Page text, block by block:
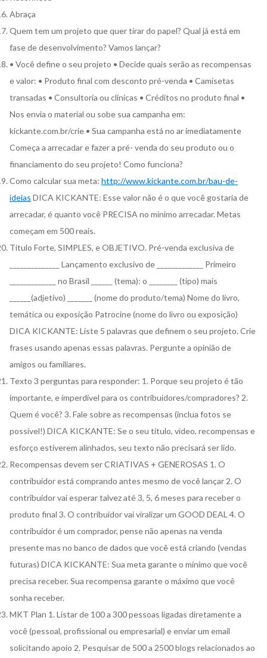
Abraça
Quem tem um projeto que quer tirar do papel? Qual já está em
fase de desenvolvimento? Vamos lançar?
• Você define o seu projeto • Decide quais serão as recompensas
e valor: • Produto final com desconto pré-venda • Camisetas
transadas • Consultoria ou clínicas • Créditos no produto final •
Nos envia o material ou sobe sua campanha em:
kickante.com.br/crie • Sua campanha está no ar imediatamente
Começa a arrecadar e fazer a pré- venda do seu produto ou o
financiamento do seu projeto! Como funciona?
Como calcular sua meta: http://www.kickante.com.br/bau-de-
ideias DICA KICKANTE: Esse valor não é o que você gostaria de
arrecadar, é quanto você PRECISA no mínimo arrecadar. Metas
começam em 500 reais.
Título Forte, SIMPLES, e OBJETIVO. Pré-venda exclusiva de
______________ Lançamento exclusivo de _____________ Primeiro
_____________ no Brasil ______ (tema): o ________ (tipo) mais
______(adjetivo) _______ (nome do produto/tema) Nome do livro,
temática ou exposição Patrocine (nome do livro ou exposição)
DICA KICKANTE: Liste 5 palavras que definem o seu projeto. Crie
frases usando apenas essas palavras. Pergunte a opinião de
amigos ou familiares.
Texto 3 perguntas para responder: 1. Porque seu projeto é tão
importante, e imperdível para os contribuidores/compradores? 2.
Quem é você? 3. Fale sobre as recompensas (inclua fotos se
possível!) DICA KICKANTE: Se o seu título, vídeo, recompensas e
esforço estiverem alinhados, seu texto não precisará ser lido.
Recompensas devem ser CRIATIVAS + GENEROSAS 1. O
contribuidor está comprando antes mesmo de você lançar 2. O
contribuidor vai esperar talvez até 3, 5, 6 meses para receber o
produto final 3. O contribuidor vai viralizar um GOOD DEAL 4. O
contribuidor é um comprador, pense não apenas na venda
presente mas no banco de dados que você está criando (vendas
futuras) DICA KICKANTE: Sua meta garante o mínimo que você
precisa receber. Sua recompensa garante o máximo que você
sonha receber.
MKT Plan 1. Listar de 100 a 300 pessoas ligadas diretamente a
você (pessoal, profissional ou empresarial) e enviar um email
solicitando apoio 2. Pesquisar de 500 a 2500 blogs relacionados ao